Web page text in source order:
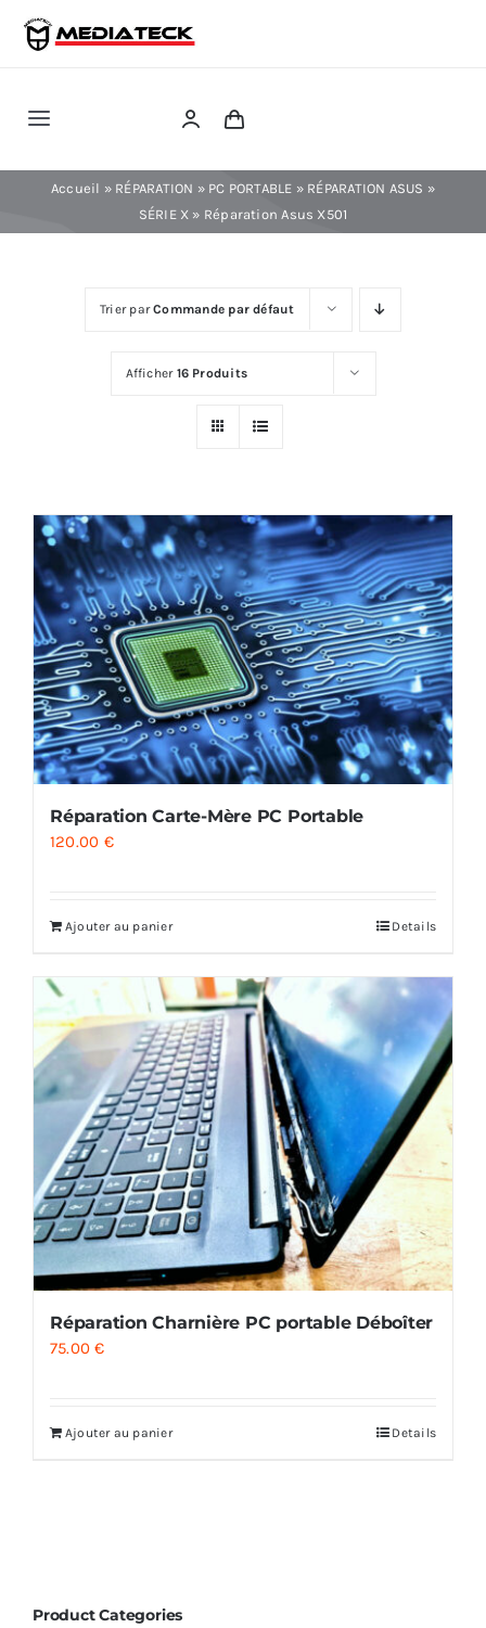
Skip
Toggle
Navigation
RÉPARATION
AUDIO
MAISON
PROMOTION
Accueil » RÉPARATION » PC PORTABLE » RÉPARATION ASUS »
SÉRIE X » Réparation Asus X501
Trier parCommande par défaut
Afficher 16 Produits
Réparation Carte-Mère PC Portable
120.00 €
Ajouter au panier Details
Réparation Charnière PC portable Déboîter
75.00€
Ajouter au panier Details
Product Categories